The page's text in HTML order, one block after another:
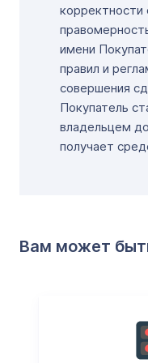
корректности
имени
правил и
совершения
Покупатель
владельцем
получает
Вам может